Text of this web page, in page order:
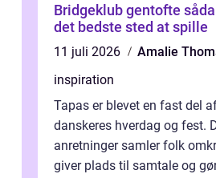
Bridgeklub gentofte sådan finder du
det bedste sted at spille
11 juli 2026
Amalie
inspiration
Tapas er blevet en fast del
danskeres hverdag og fest.
anretninger samler folk
giver plads til samtale og